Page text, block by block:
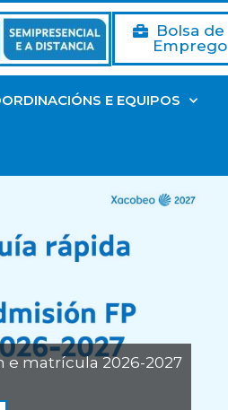
Bolsa de
Emprego
E EQUIPOS
profesionais